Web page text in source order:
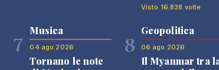
Visto 16.838 volte
7
Musica
04 ago 2026
Tornano le note
8
Geopolitica
06 ago 2026
Il Myanmar tra